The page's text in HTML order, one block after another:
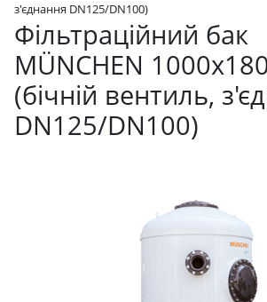
з'єднання DN125/DN100)
Фільтраційний бак
MÜNCHEN
(бічній вентиль,
DN125/DN100)